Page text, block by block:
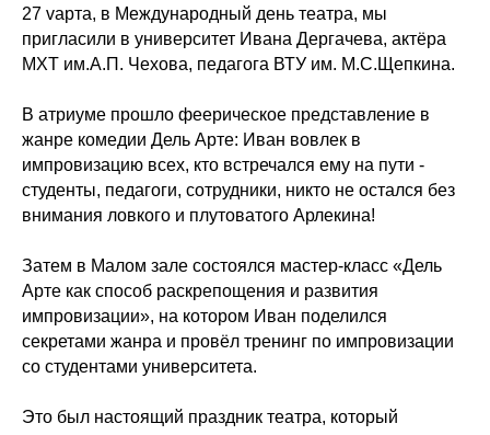
27 vарта, в Международный день театра, мы
пригласили в университет Ивана Дергачева, актёра
МХТ им.А.П. Чехова, педагога ВТУ им. М.С.Щепкина.
В атриуме прошло феерическое представление в
жанре комедии Дель Арте: Иван вовлек в
импровизацию всех, кто встречался ему на пути -
студенты, педагоги, сотрудники, никто не остался без
внимания ловкого и плутоватого Арлекина!
Затем в Малом зале состоялся мастер-класс «Дель
Арте как способ раскрепощения и развития
импровизации», на котором Иван поделился
секретами жанра и провёл тренинг по импровизации
со студентами университета.
Это был настоящий праздник театра, который